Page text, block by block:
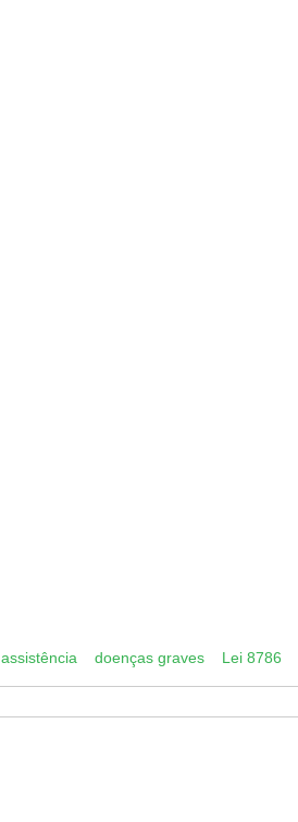
assistência doenças graves Lei 8786